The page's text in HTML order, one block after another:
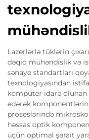
Lazerlərlə tüklərin
dəqiq mühəndislik və
sənaye standartları
texnologiyasından
kompüter idarə
edərək komponentlərin
proseslərində
həssas optik
üçün optimal şərait